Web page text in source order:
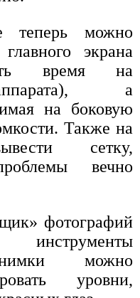
можно
экрана
время на
а
на боковую
Также на
сетку,
вечно
фотографий
инструменты
можно
уровни,